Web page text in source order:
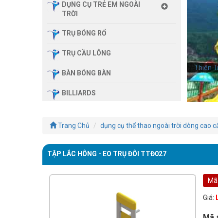
DỤNG CỤ TRẺ EM NGOÀI
TRỜI
TRỤ BÓNG RỔ
TRỤ CẦU LÔNG
BÀN BÓNG BÀN
BILLIARDS
ĐÌNH
GIÀN TẬP ĐA NĂNG
THIẾT BỊ PHÒNG GYM
Thiên
Thiên
Trang Chủ dụng cụ thể thao ngoài trời dòng cao
TẬP LẮC HÔNG - EO TRỤ ĐÔI TTĐ027
Giá: